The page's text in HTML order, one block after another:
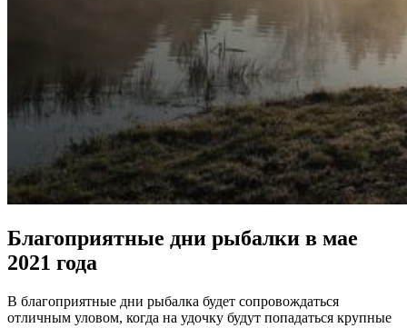
Благоприятные дни рыбалки в мае
2021 года
В благоприятные дни рыбалка будет сопровождаться
отличным уловом, когда на удочку будут попадаться крупные